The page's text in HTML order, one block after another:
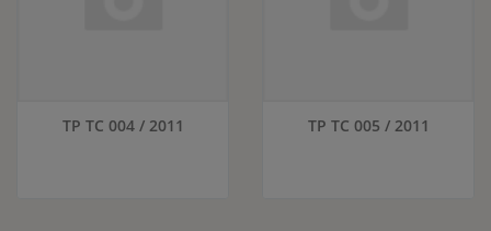
ТР ТС 004 / 2011 ТР ТС 005 / 2011